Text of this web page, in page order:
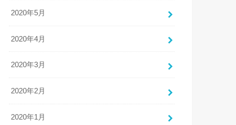
2020年5月
2020年4月
2020年3月
2020年2月
2020年1月